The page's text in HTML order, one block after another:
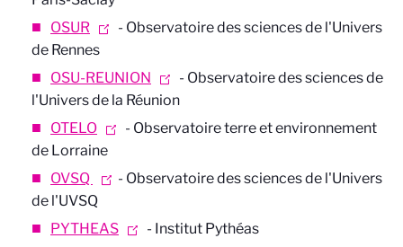
OSUR
- Observatoire des sciences de l'Univers
de Rennes
OSU-REUNION
- Observatoire des sciences de
l'Univers de la Réunion
OTELO
- Observatoire terre et environnement
de Lorraine
OVSQ
- Observatoire des sciences de l'Univers
de l'UVSQ
PYTHEAS
- Institut Pythéas